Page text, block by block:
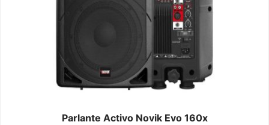
Parlante Activo Novik Evo 160x